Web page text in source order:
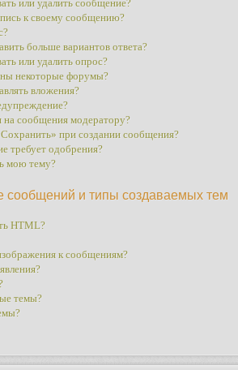
или удалить сообщение?
к своему сообщению?
больше вариантов ответа?
или удалить опрос?
некоторые форумы?
вложения?
на сообщения модератору?
при создании сообщения?
требует одобрения?
мою тему?
сообщений и типы создаваемых тем
HTML?
к сообщениям?
темы?